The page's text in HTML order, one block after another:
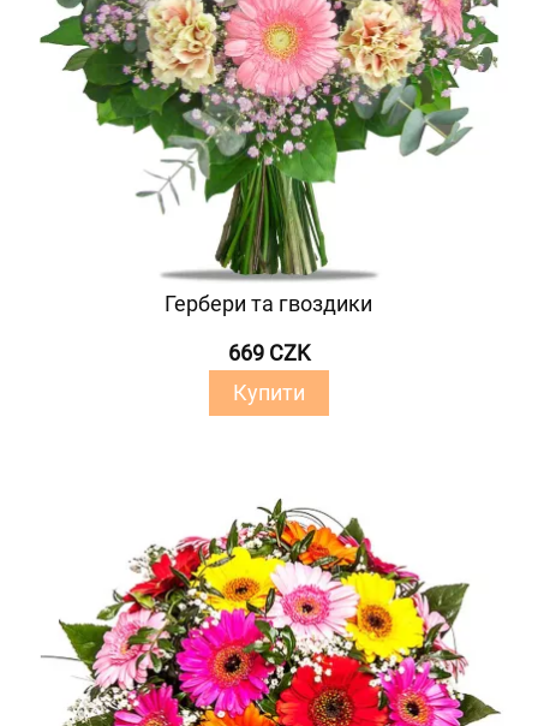
Гербери та гвоздики
669 CZK
Купити